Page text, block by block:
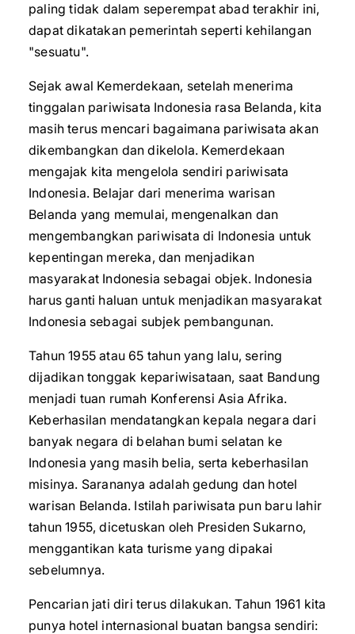
paling tidak dalam seperempat abad terakhir ini,
dapat dikatakan pemerintah seperti kehilangan
"sesuatu".
Sejak awal Kemerdekaan, setelah menerima
tinggalan pariwisata Indonesia rasa Belanda, kita
masih terus mencari bagaimana pariwisata akan
dikembangkan dan dikelola. Kemerdekaan
mengajak kita mengelola sendiri pariwisata
Indonesia. Belajar dari menerima warisan
Belanda yang memulai, mengenalkan dan
mengembangkan pariwisata di Indonesia untuk
kepentingan mereka, dan menjadikan
masyarakat Indonesia sebagai objek. Indonesia
harus ganti haluan untuk menjadikan masyarakat
Indonesia sebagai subjek pembangunan.
Tahun 1955 atau 65 tahun yang lalu, sering
dijadikan tonggak kepariwisataan, saat Bandung
menjadi tuan rumah Konferensi Asia Afrika.
Keberhasilan mendatangkan kepala negara dari
banyak negara di belahan bumi selatan ke
Indonesia yang masih belia, serta keberhasilan
misinya. Sarananya adalah gedung dan hotel
warisan Belanda. Istilah pariwisata pun baru lahir
tahun 1955, dicetuskan oleh Presiden Sukarno,
menggantikan kata turisme yang dipakai
sebelumnya.
Pencarian jati diri terus dilakukan. Tahun 1961 kita
punya hotel internasional buatan bangsa sendiri: